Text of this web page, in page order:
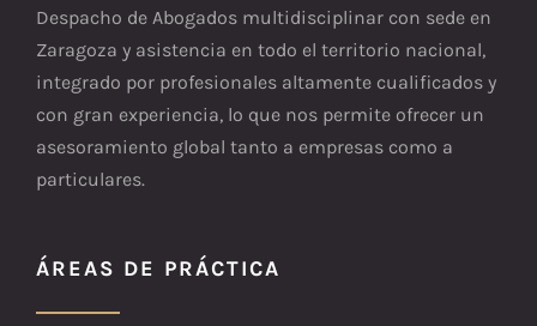
Despacho de Abogados multidisciplinar con sede en
Zaragoza y asistencia en todo el territorio nacional,
integrado por profesionales altamente cualificados y
con gran experiencia, lo que nos permite ofrecer un
asesoramiento global tanto a empresas como a
particulares.
ÁREAS DE PRÁCTICA